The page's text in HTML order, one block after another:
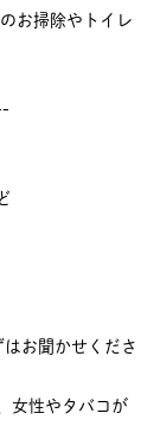
お掃除やトイレ
お聞かせくださ
女性やタバコが